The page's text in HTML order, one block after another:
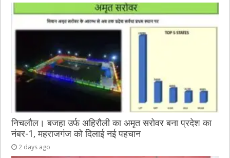
निचलौल। बजहा उर्फ अहिरौली का अमृत सरोवर बना प्रदेश का
नंबर-1, महराजगंज को दिलाई नई पहचान
2 days ago